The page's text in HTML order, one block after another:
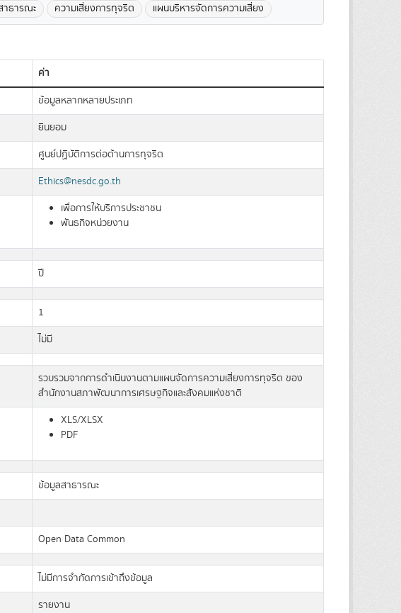
าธารณะ ความเสี่ยงการทุจริต แผนบริหารจัดการความเสี่ยง
ค่า
ข้อมูลหลากหลายประเภท
ยินยอม
ศูนย์ปฏิบัติการต่อต้านการทุจริต
Ethics@nesdc.go.th
เพื่อการให้บริการประชาชน
พันธกิจหน่วยงาน
ปี
1
ไม่มี
รวบรวมจากการดำเนินงานตามแผนจัดการความเสี่ยงการทุจริต ของ
สำนักงานสภาพัฒนาการเศรษฐกิจและสังคมแห่งชาติ
XLS/XLSX
PDF
ข้อมูลสาธารณะ
Open Data Common
ไม่มีการจำกัดการเข้าถึงข้อมูล
รายงาน